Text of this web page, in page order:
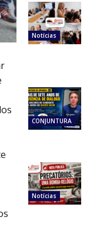
Notícias
CONJUNTURA
Notícias